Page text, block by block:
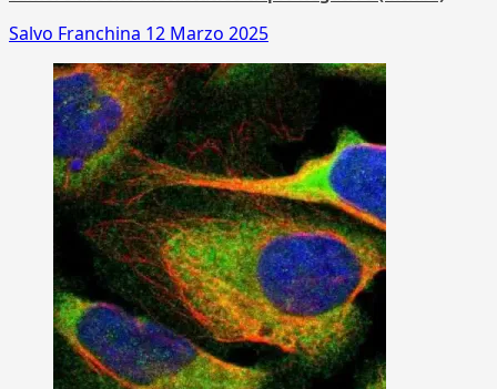
Salvo Franchina 12 Marzo 2025